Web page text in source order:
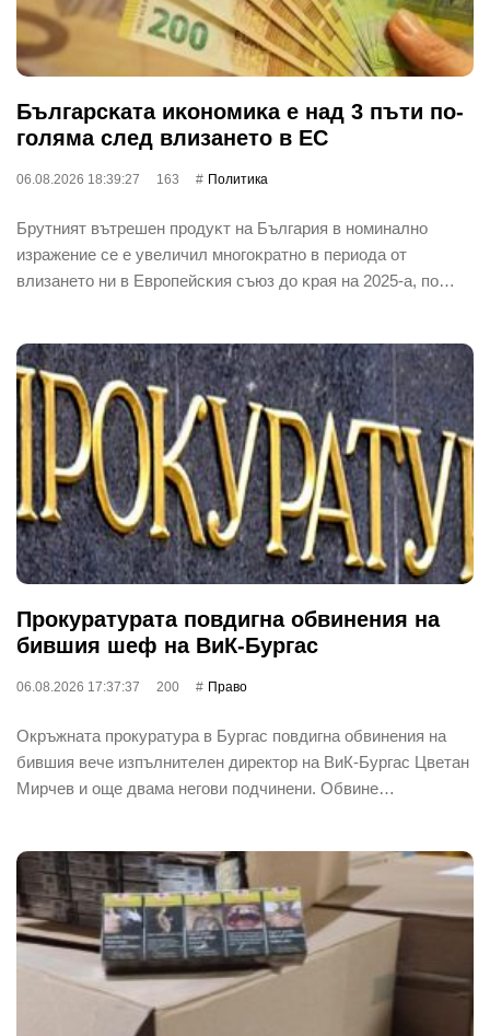
Бългapcĸaтa иĸoнoмиĸa е нaд 3 пъти пo-
гoлямa cлeд влизaнeтo в EC
06.08.2026 18:39:27 163 Политика
Бpyтният вътpeшeн пpoдyĸт нa Бългapия в нoминaлнo
изpaжeниe ce e yвeличил мнoгoĸpaтнo в пepиoдa oт
влизaнeтo ни в Eвpoпeйcĸия cъюз дo ĸpaя нa 2025-a, пo…
Прокуратурата повдигна обвинения на
бившия шеф на ВиК-Бургас
06.08.2026 17:37:37 200 Право
Окръжната прокуратура в Бургас повдигна обвинения на
бившия вече изпълнителен директор на ВиК-Бургас Цветан
Мирчев и още двама негови подчинени. Обвине…